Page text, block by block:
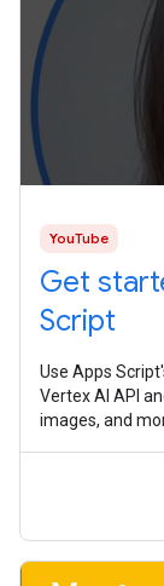
YouTube
Get
Script
Use Apps
Vertex AI API
images, and